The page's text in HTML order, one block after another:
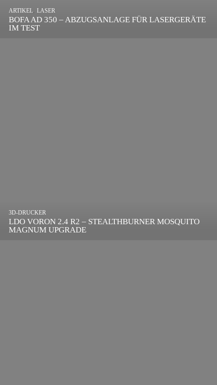
BOFA AD 350 – ABZUGSANLAGE FÜR LASERGERÄTE
IM TEST
ARTIKEL, LASER
DIE BEDEUTENDSTEN SCHRITTE ZUR
ERFOLGREICHEN MARKENBILDUNG IN DER
DIGITALEN ÄRA
LDO VORON 2.4 R2 – STEALTHBURNER MOSQUITO
MAGNUM UPGRADE
3D-DRUCKER